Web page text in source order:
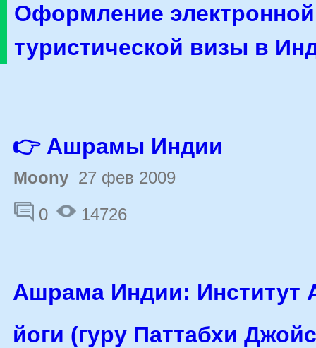
Оформление электронной
туристической визы в
👉 Ашрамы Индии
Moony 27 фев 2009
0
14726
Ашрама Индии: Институт
йоги (гуру Паттабхи